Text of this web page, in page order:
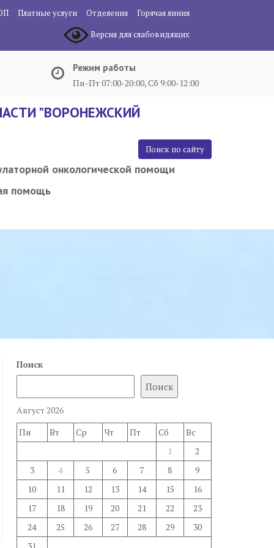
Платные услуги Отделения
Горячая линия
Версия для слабовидящих
Режим работы
Пн-Пт 07:00-20:00, Сб 9:00-12:00
"ВОРОНЕЖСКИЙ
Поиск по сайту
онкологической помощи
помощь
Поиск
Поиск
Август 2026
Пн
Вт Ср Чт Пт Сб
Вс
1
2
3
4 5 6 7 8
9
10
11 12 13 14 15
16
17
18 19 20 21 22
23
24
25 26 27 28 29
30